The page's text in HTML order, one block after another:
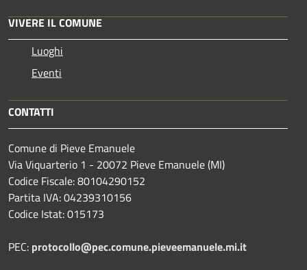
VIVERE IL COMUNE
Luoghi
Eventi
CONTATTI
Comune di Pieve Emanuele
Via Viquarterio 1 - 20072 Pieve Emanuele (MI)
Codice Fiscale: 80104290152
Partita IVA: 04239310156
Codice Istat: 015173
PEC: protocollo@pec.comune.pieveemanuele.mi.it